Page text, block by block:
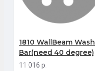
1810 WallBeam Wash
Bar(need 40 degree)
11 016 р.